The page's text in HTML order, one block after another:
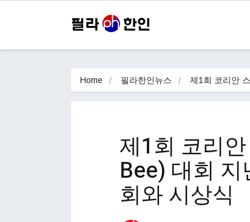
Home 필라한인뉴스 제1회 코리안
제1회 코리
Bee) 대회
회와 시상식